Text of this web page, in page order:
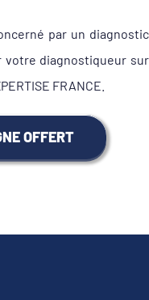
par un diagnostic
votre diagnostiqueur sur
FRANCE.
OFFERT